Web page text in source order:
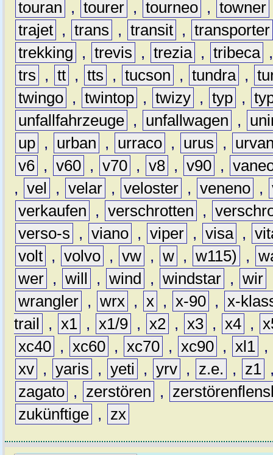
touran , tourer , tourneo , towner
trajet , trans , transit , transporter
trekking
, trevis , trezia , tribeca
trs
, tt , tts , tucson , tundra ,
twingo , twintop , twizy , typ ,
unfallfahrzeuge , unfallwagen ,
up , urban , urraco , urus ,
v6 , v60 , v70 , v8 , v90 ,
, vel , velar , veloster , veneno ,
verkaufen
, verschrotten ,
verso-s
, viano , viper , visa ,
volt , volvo , vw , w , w115) ,
wer , will , wind , windstar , wir
wrangler , wrx , x , x-90 , x-
trail
, x1 , x1/9 , x2 , x3 , x4 ,
xc40 , xc60 , xc70 , xc90 , xl1 ,
xv , yaris , yeti , yrv , z.e. , z1
zagato , zerstören ,
zukünftige , zx